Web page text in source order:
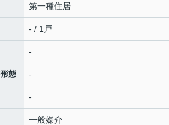
第一種住居
- / 1戸
-
態 -
-
一般媒介